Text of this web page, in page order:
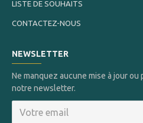
LISTE DE SOUHAITS
CONTACTEZ-NOUS
NEWSLETTER
Ne manquez aucune mise à jour
notre newsletter.